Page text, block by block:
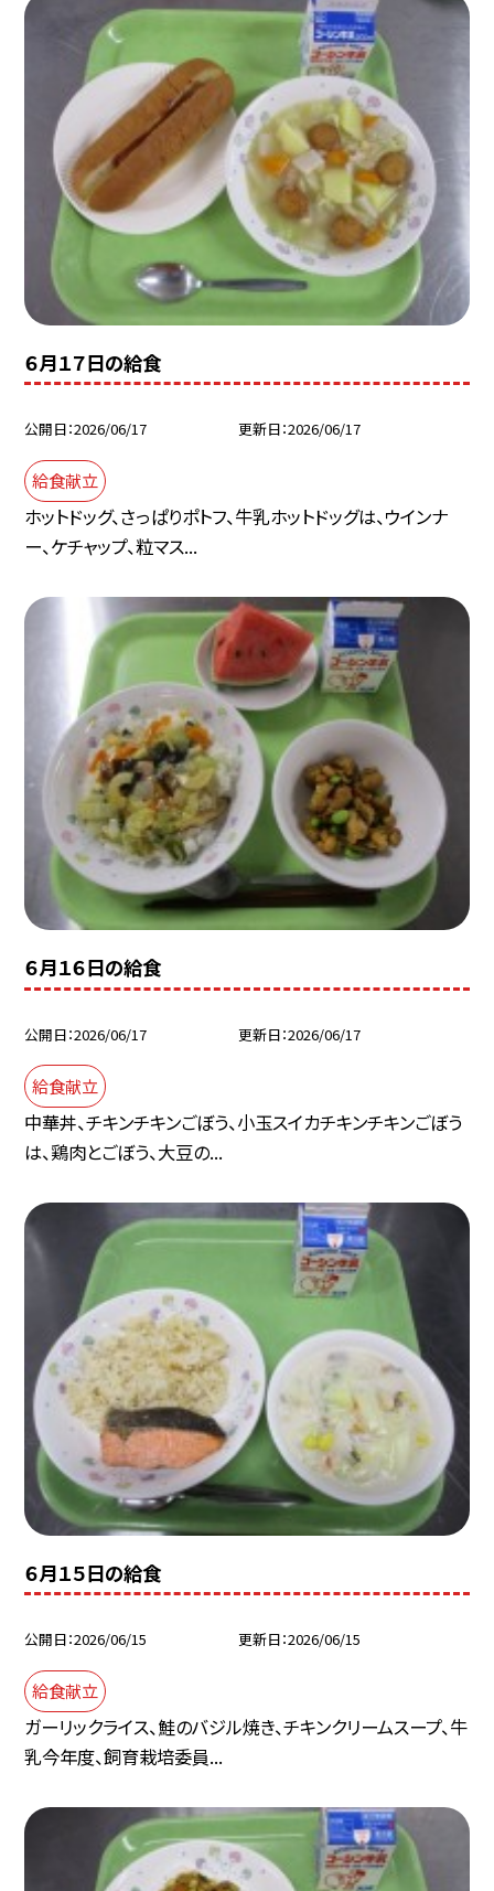
６月１７日の給食
公開日 2026/06/17 更新日 2026/06/17
給食献立
ホットドッグ、さっぱりポトフ、牛乳ホットドッグは、ウインナ
ー、ケチャップ、粒マス...
６月１６日の給食
公開日 2026/06/17 更新日 2026/06/17
給食献立
中華丼、チキンチキンごぼう、小玉スイカチキンチキンごぼう
は、鶏肉とごぼう、大豆の...
６月１５日の給食
公開日 2026/06/15 更新日 2026/06/15
給食献立
ガーリックライス、鮭のバジル焼き、チキンクリームスープ、牛
乳今年度、飼育栽培委員...